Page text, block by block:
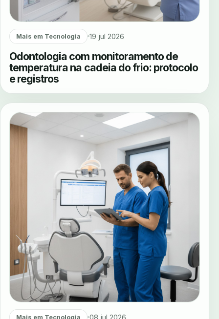
Mais em Tecnologia 19 jul 2026
Odontologia com monitoramento de
temperatura na cadeia do frio: protocolo
e registros
Mais em Tecnologia 08 jul 2026